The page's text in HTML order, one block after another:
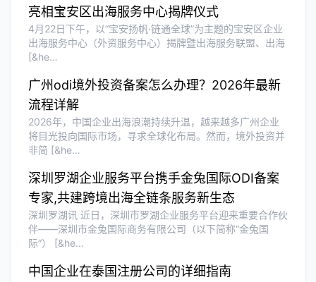
香港公司注册和审计服务专业高效，非常
满意。
亮相宝安区出海服务中心揭牌仪式
4月22日下午，以“宝安扬帆·链通全球”为主题的宝安区企业
出海服务中心（外资服务中心）揭牌暨出海服务联盟、出海
[&he…
广州odi境外投资备案怎么办理？2026年最新
流程详解
2026年，中国企业出海浪潮持续升温，越来越多广州企业
将目光投向国际市场，寻求全球化布局。然而，境外投资并
非简 [&he…
深圳罗湖企业服务平台携手金兔国际ODI备案
专家,共建跨境出海全链条服务新生态
深圳罗湖讯 近日，深圳市罗湖企业服务平台迎来重要合作伙
伴——深圳市金兔国际商务有限公司（以下简称“金兔国
际”） [&he…
中国企业在泰国注册公司的详细指南